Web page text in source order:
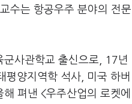
수는 항공우주 분야의 전문
군사관학교 출신으로, 17년
평양지역학 석사, 미국 하버
펴낸 <우주산업의 로켓에